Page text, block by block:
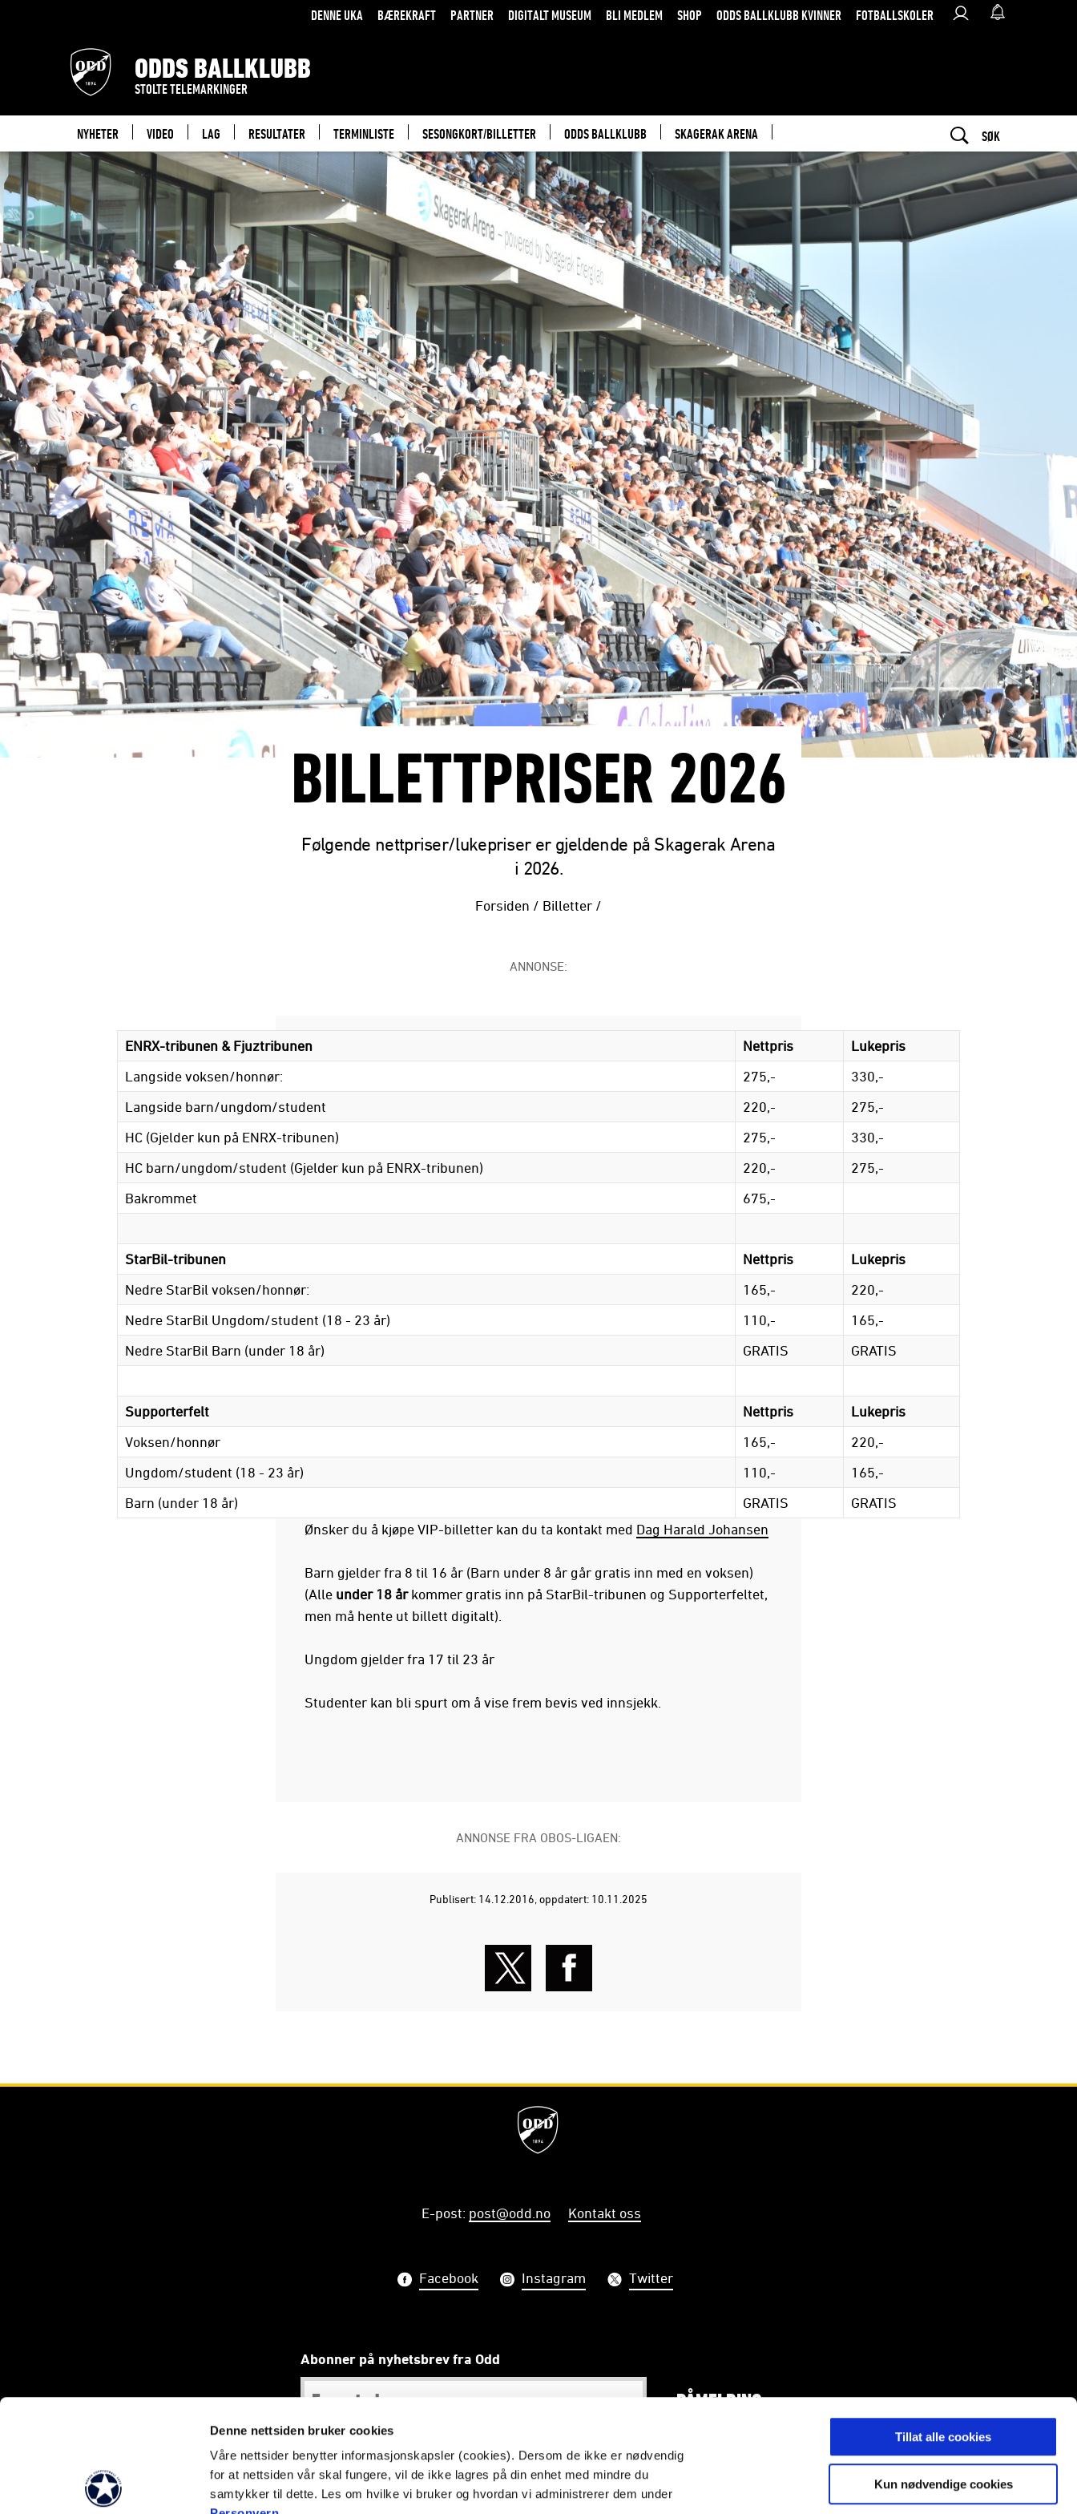
Denne nettsiden bruker cookies
Våre nettsider benytter informasjonskapsler (cookies). Dersom de ikke er nødvendig
for at nettsiden vår skal fungere, vil de ikke lagres på din enhet med mindre du
samtykker til dette. Les om hvilke vi bruker og hvordan vi administrerer dem under
Tillat alle cookies
Kun nødvendige cookies
DENNE UKA BÆREKRAFT PARTNER DIGITALT MUSEUM BLI MEDLEM SHOP ODDS BALLKLUBB KVINNER FOTBALLSKOLER
ODDS BALLKLUBB
STOLTE TELEMARKINGER
NYHETER VIDEO LAG RESULTATER TERMINLISTE SESONGKORT/BILLETTER ODDS BALLKLUBB SKAGERAK ARENA SØK
BILLETTPRISER 2026
Følgende nettpriser/lukepriser er gjeldende på Skagerak Arena
i 2026.
Forsiden / Billetter /
ANNONSE:
ENRX-tribunen & Fjuztribunen Nettpris
Lukepris
Langside voksen/honnør:
275,-
330,-
Langside barn/ungdom/student
220,-
275,-
HC (Gjelder kun på ENRX-tribunen)
275,-
330,-
HC barn/ungdom/student (Gjelder kun på ENRX-tribunen)
220,-
275,-
Bakrommet
675,-
StarBil-tribunen Nettpris
Lukepris
Nedre StarBil voksen/honnør:
165,-
220,-
Nedre StarBil Ungdom/student (18 - 23 år)
110,-
165,-
Nedre StarBil Barn (under 18 år)
GRATIS GRATIS
Supporterfelt Nettpris
Lukepris
Voksen/honnør
165,-
220,-
Ungdom/student (18 - 23 år)
110,-
165,-
Barn (under 18 år)
GRATIS
GRATIS
Ønsker du å kjøpe VIP-billetter kan du ta kontakt med Dag Harald Johansen
Barn gjelder fra 8 til 16 år (Barn under 8 år går gratis inn med en voksen)
(Alle under 18 årkommer gratis inn på StarBil-tribunen og Supporterfeltet,
men må hente ut billett digitalt).
Ungdom gjelder fra 17 til 23 år
Studenter kan bli spurt om å vise frem bevis ved innsjekk.
ANNONSE FRA OBOS-LIGAEN:
Publisert: 14.12.2016 , oppdatert: 10.11.2025
E-post: post@odd.no Kontakt oss
Facebook Instagram Twitter
Abonner på nyhetsbrev fra Odd
PÅMELDING
Vi skal gjøre telemarkinger stolte